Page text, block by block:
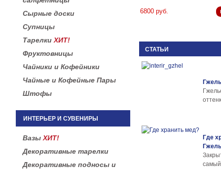
Сырные доски
Супницы
Тарелки ХИТ!
Фруктовницы
Чайники и Кофейники
Чайные и Кофейные Пары
Штофы
ИНТЕРЬЕР И СУВЕНИРЫ
Вазы ХИТ!
Декоративные тарелки
Декоративные подносы и
6800 руб.
СТАТЬИ
Где
Гжель